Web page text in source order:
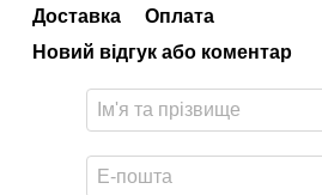
Доставка
Оплата
Новий відгук або коментар